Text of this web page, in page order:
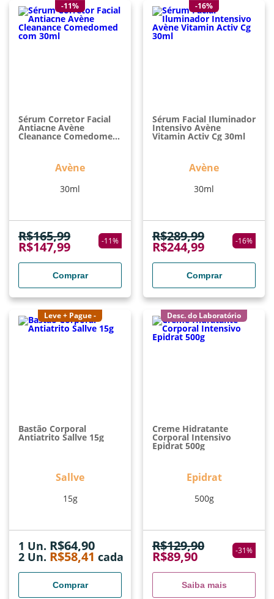
-11%
Sérum Corretor Facial
Antiacne Avène
Cleanance Comedomed
Avène
30ml
R$165,99
R$147,99 -11%
Comprar
-16%
Sérum Facial Iluminador
Intensivo Avène
Vitamin Activ Cg 30ml
Avène
30ml
R$289,99
R$244,99 -16%
Comprar
Leve + Pague -
Bastão Corporal
Antiatrito Sallve 15g
Sallve
15g
1 Un. R$64,90
2 Un. R$58,41 cada
Comprar
Desc. do Laboratório
Creme Hidratante
Corporal Intensivo
Epidrat 500g
Epidrat
500g
R$129,90
R$89,90 -31%
Saiba mais